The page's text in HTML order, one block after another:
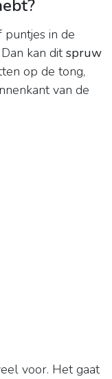
in de
kan ditspruw
op de tong,
van de
voor. Het gaat